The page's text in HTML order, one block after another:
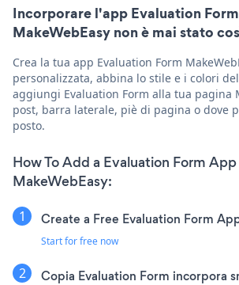
Incorporare l'app Evaluation
MakeWebEasy non è mai stato
Crea la tua app Evaluation Form
personalizzata, abbina lo stile e i colori
aggiungi Evaluation Form alla tua pagina
post, barra laterale, piè di pagina o dove
posto.
How To Add a Evaluation Form App
MakeWebEasy:
Create a Free Evaluation Form
Start for free now
Copia Evaluation Form incorpora